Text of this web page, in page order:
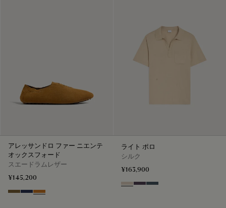
アレッサンドロ ファー ニエンテ
オックスフォード
スエードラムレザー
¥145,200
KakiBlu Ocher
ライト ポロ
シルク
¥163,900
SandDark Purple
Granite Blue